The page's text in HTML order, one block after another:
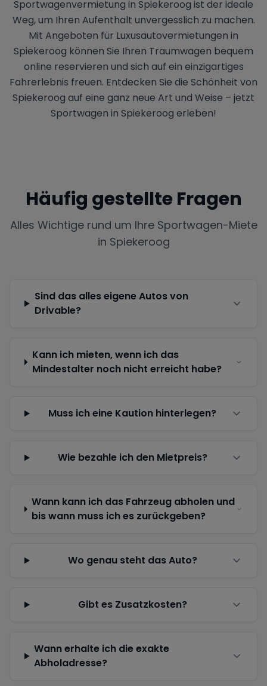
Sportwagenvermietung in Spiekeroog ist der ideale
Weg, um Ihren Aufenthalt unvergesslich zu machen.
Mit Angeboten für Luxusautovermietungen in
Spiekeroog können Sie Ihren Traumwagen bequem
online reservieren und sich auf ein einzigartiges
Fahrerlebnis freuen. Entdecken Sie die Schönheit von
Spiekeroog auf eine ganz neue Art und Weise – jetzt
Sportwagen in Spiekeroog erleben!
Häufig gestellte Fragen
Alles Wichtige rund um Ihre Sportwagen-Miete
in Spiekeroog
Sind das alles eigene Autos von
Drivable?
Kann ich mieten, wenn ich das
Mindestalter noch nicht erreicht habe?
Muss ich eine Kaution hinterlegen?
Wie bezahle ich den Mietpreis?
Wann kann ich das Fahrzeug abholen und
bis wann muss ich es zurückgeben?
Wo genau steht das Auto?
Gibt es Zusatzkosten?
Wann erhalte ich die exakte
Abholadresse?